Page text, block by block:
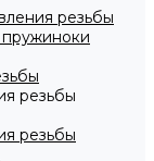
резьбы
резьбы
резьбы